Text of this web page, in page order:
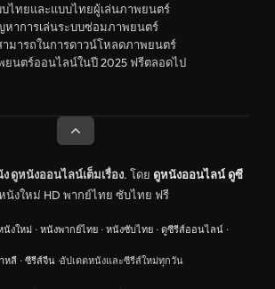
Kong
าดา Canada
บไทยและแบบไทยผู้เล่นภาพยนตร์
หาการเล่นระบบซ่อมภาพยนตร์
มารถในการดาวน์โหลดภาพยนตร์
นตร์ออนไลน์ในปี 2025 ฟรีตลอดไป
ดูหนังออนไลน์เต็มเรื่อง. โดย ดูหนังออนไลน์ ดูซี
นังใหม่ HD พากย์ไทย ซับไทย ฟรี
นังใหม่ · หนังพากย์ไทย · หนังซับไทย · ดูซีรีส์ออนไลน์ ·
หลี · ซีรีส์จีน ·อัปเดตหนังและซีรีส์ใหม่ทุกวัน